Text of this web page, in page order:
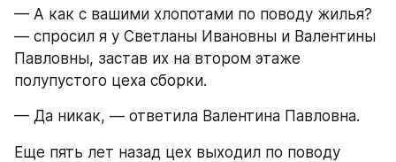
— А как с вашими хлопотами по поводу жилья?
— спросил я у Светланы Ивановны и Валентины
Павловны, застав их на втором этаже
полупустого цеха сборки.
— Да никак, — ответила Валентина Павловна.
Еще пять лет назад цех выходил по поводу